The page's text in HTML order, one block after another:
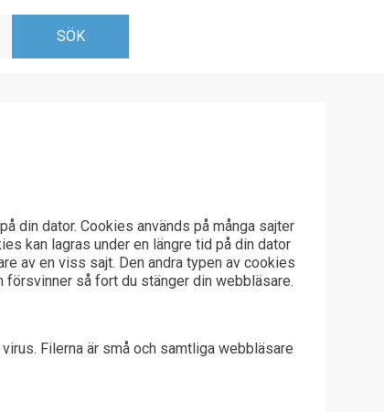
din dator. Cookies används på många sajter
kan lagras under en längre tid på din dator
av en viss sajt. Den andra typen av cookies
så fort du stänger din webbläsare.
Filerna är små och samtliga webbläsare